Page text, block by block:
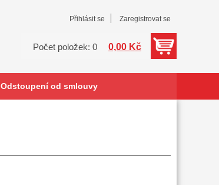
Přihlásit se Zaregistrovat se
Počet položek: 0 0,00 Kč
Odstoupení od smlouvy